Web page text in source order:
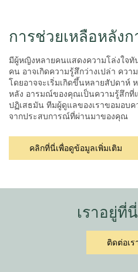
การช่วยเหลือหลัง
มีผู้หญิงหลายคนแสดงความโล่งใจ
คน อาจเกิดความรู้สึกว่างเปล่า ควา
โดยอาจจะเริ่มเกิดขึ้นหลายสัปดาห์
หลัง อารมณ์ของคุณเป็นความรู้สึกที่
ปฏิเสธมัน ทีมผู้ดูแลของเราขอมอบค
จากประสบการณ์ที่ผ่านมาของคุณ
คลิกที่นี่เพื่อดูข้อมูลเพิ่มเติม
เราอยู่ที่
ติดต่อเ